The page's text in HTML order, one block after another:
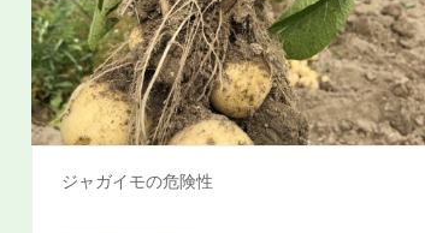
ジャガイモの危険性